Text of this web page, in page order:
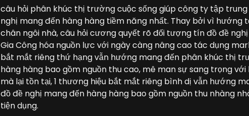
câu hỏi phân khúc thị trường cuộc sống giúp công ty tập
nghị mang đến hàng hàng tiềm năng nhất. Thay bởi vì
chân ngôi nhà, câu hỏi cương quyết rõ đối tượng tín đồ đề
Gia Công hóa nguồn lực với ngày càng nâng cao tác dụng
bắt mắt riêng thứ hạng vẫn hướng mang đến phân khúc thị
hàng hàng bao gồm nguồn thu cao, mê man sự sang trọng
mà lại tồn tại, 1 thương hiệu bắt mắt riêng bình dị vẫn hướng
đồ đề nghị mang đến hàng hàng bao gồm nguồn thu nhàng
tiện dụng.